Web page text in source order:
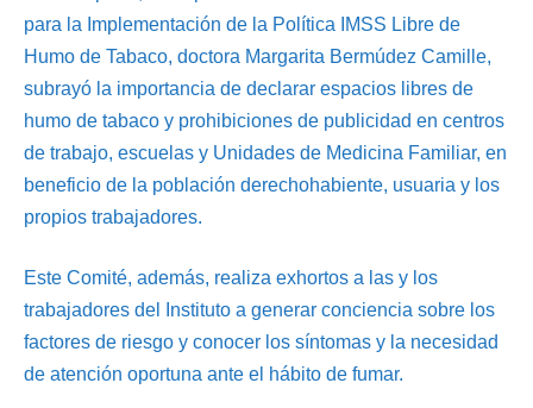
para la Implementación de la Política IMSS Libre de
Humo de Tabaco, doctora Margarita Bermúdez Camille,
subrayó la importancia de declarar espacios libres de
humo de tabaco y prohibiciones de publicidad en centros
de trabajo, escuelas y Unidades de Medicina Familiar, en
beneficio de la población derechohabiente, usuaria y los
propios trabajadores.
Este Comité, además, realiza exhortos a las y los
trabajadores del Instituto a generar conciencia sobre los
factores de riesgo y conocer los síntomas y la necesidad
de atención oportuna ante el hábito de fumar.